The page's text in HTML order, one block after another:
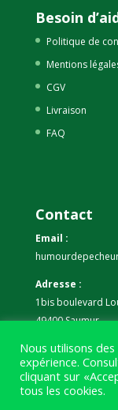
Besoin
Politique de
Mentions
CGV
Livraison
FAQ
Contact
Email :
Adresse :
1bis boulevard
49400 Saumur
Téléphone :
07 59 61 06 63
Nous utilisons
expérience.
cliquant sur
tous les cookies.